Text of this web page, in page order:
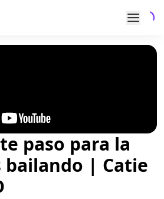
paso para la
bailando | Catie